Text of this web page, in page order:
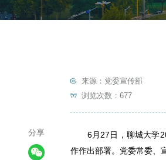
来源：党委宣传部
浏览次数：677
6月27日，聊城大学
作作出部署。党委常委、
分享